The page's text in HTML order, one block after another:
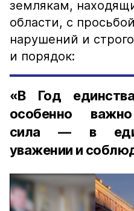
землякам,
области, с
нарушений и
и порядок:
«В Год
особенно
сила — в
уважении и